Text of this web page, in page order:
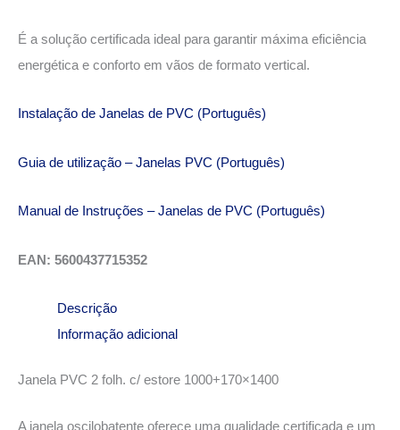
É a solução certificada ideal para garantir máxima eficiência
energética e conforto em vãos de formato vertical.
Instalação de Janelas de PVC (Português)
Guia de utilização – Janelas PVC (Português)
Manual de Instruções – Janelas de PVC (Português)
EAN: 5600437715352
Descrição
Informação adicional
Janela PVC 2 folh. c/ estore 1000+170×1400
A janela oscilobatente oferece uma qualidade certificada e um